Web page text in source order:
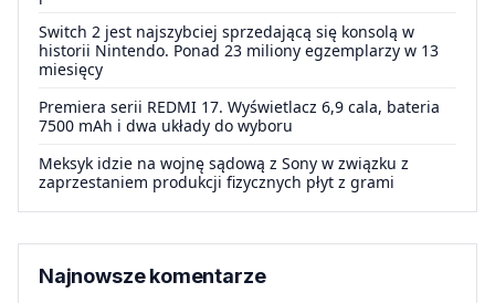
Switch 2 jest najszybciej sprzedającą się konsolą w
historii Nintendo. Ponad 23 miliony egzemplarzy w 13
miesięcy
Premiera serii REDMI 17. Wyświetlacz 6,9 cala, bateria
7500 mAh i dwa układy do wyboru
Meksyk idzie na wojnę sądową z Sony w związku z
zaprzestaniem produkcji fizycznych płyt z grami
Najnowsze komentarze